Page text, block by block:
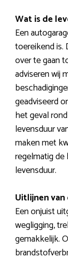
Wat is de
Een
toereikend is.
over te gaan
adviseren wij
geadviseerd
het geval
levensduur
maken met
regelmatig de
levensduur.
Uitlijnen
Een onjuist
wegligging,
gemakkelijk.